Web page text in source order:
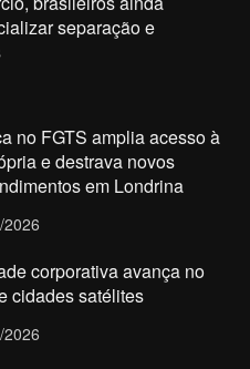
separação e
no FGTS amplia acesso à
e destrava novos
em Londrina
corporativa avança no
cidades satélites